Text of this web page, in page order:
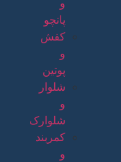
و
پانچو
کفش
و
پوتین
شلوار
و
شلوارک
کمربند
و